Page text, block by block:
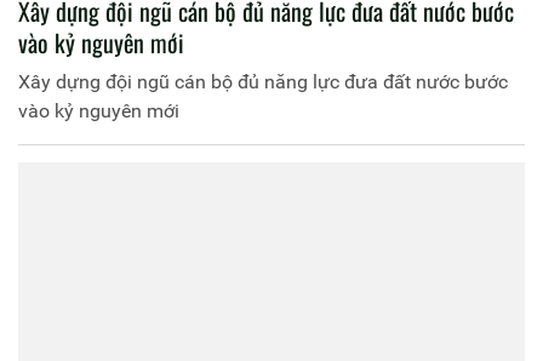
Xây dựng đội ngũ cán bộ đủ năng lực đưa đất nước bước
vào kỷ nguyên mới
Xây dựng đội ngũ cán bộ đủ năng lực đưa đất nước bước
vào kỷ nguyên mới